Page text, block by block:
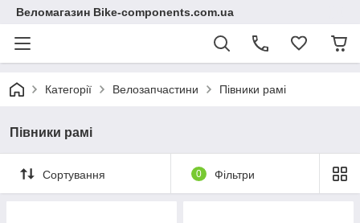
Веломагазин Bike-components.com.ua
Категорії Велозапчастини Півники рамі
Півники рамі
Сортування 0 Фільтри